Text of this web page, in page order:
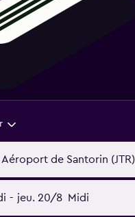
de Santorin (JTR)
- jeu. 20/8 Midi